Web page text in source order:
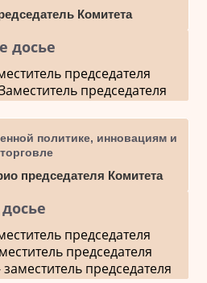
Комитета
досье
председателя
председателя
политике, инновациям и
торговле
председателя Комитета
председателя
председателя
заместитель председателя